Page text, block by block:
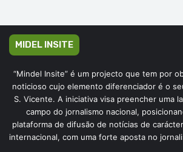
MIDEL INSITE
“Mindel Insite” é um projecto que tem por
noticioso cujo elemento diferenciador é o
S. Vicente. A iniciativa visa preencher uma
campo do jornalismo nacional,
plataforma de difusão de notícias de
internacional, com uma forte aposta no